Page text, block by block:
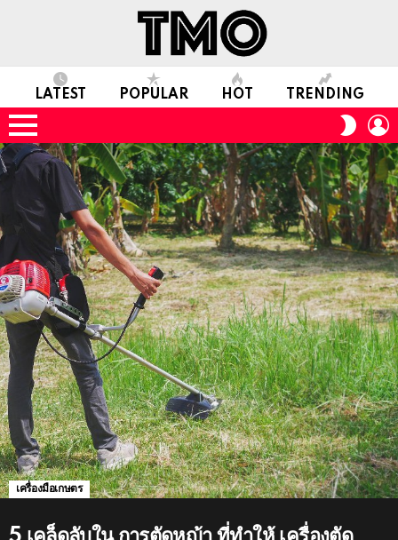
LATEST POPULAR HOT TRENDING
Menu
SKIN
เครื่องมือเกษตร